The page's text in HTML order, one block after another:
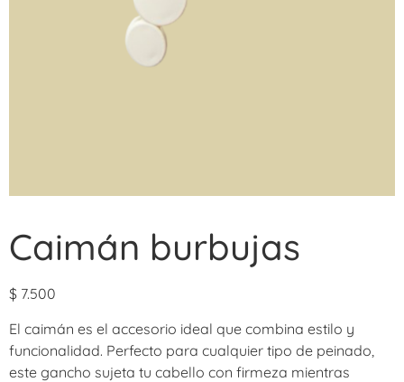
Caimán burbujas
$ 7.500
El caimán es el accesorio ideal que combina estilo y
funcionalidad. Perfecto para cualquier tipo de peinado,
este gancho sujeta tu cabello con firmeza mientras